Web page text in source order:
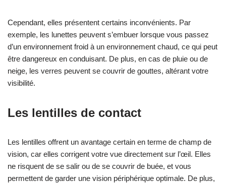
Cependant, elles présentent certains inconvénients. Par
exemple, les lunettes peuvent s’embuer lorsque vous passez
d’un environnement froid à un environnement chaud, ce qui peut
être dangereux en conduisant. De plus, en cas de pluie ou de
neige, les verres peuvent se couvrir de gouttes, altérant votre
visibilité.
Les lentilles de contact
Les lentilles offrent un avantage certain en terme de champ de
vision, car elles corrigent votre vue directement sur l’œil. Elles
ne risquent de se salir ou de se couvrir de buée, et vous
permettent de garder une vision périphérique optimale. De plus,